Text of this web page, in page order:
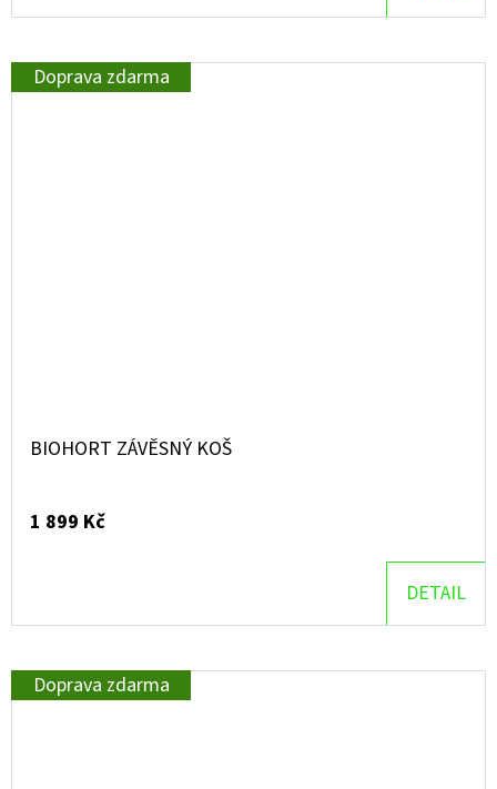
Doprava zdarma
BIOHORT ZÁVĚSNÝ KOŠ
1 899 Kč
DETAIL
Doprava zdarma